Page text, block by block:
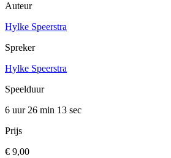
Auteur
Hylke Speerstra
Spreker
Hylke Speerstra
Speelduur
6 uur 26 min 13 sec
Prijs
€ 9,00